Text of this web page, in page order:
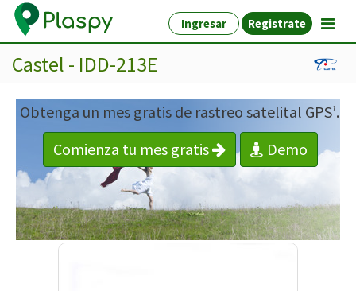
Ingresar Registrate
Castel - IDD-213E
Obtenga un mes gratis de rastreo satelital GPS1.
Comienza tu mes gratis
Demo